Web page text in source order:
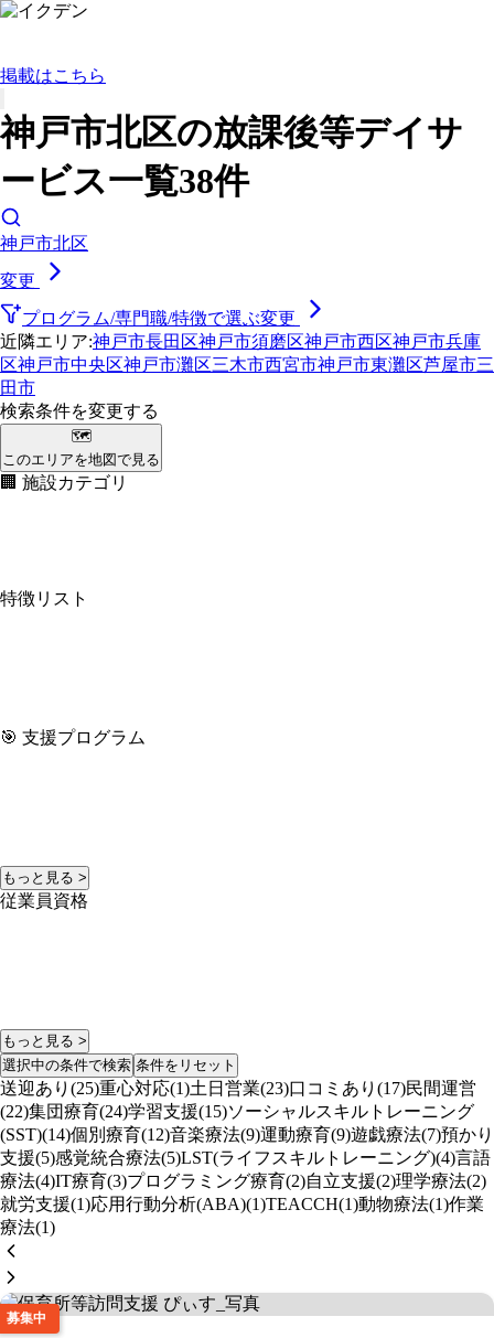
掲載はこちら
神戸市北区の放課後等デイサ
ービス一覧38件
神戸市北区
変更
プログラム/専門職/特徴で選ぶ変更
近隣エリア:神戸市長田区神戸市須磨区神戸市西区神戸市兵庫
区神戸市中央区神戸市灘区三木市西宮市神戸市東灘区芦屋市三
田市
検索条件を変更する
🗺
このエリアを地図で見る
🏢 施設カテゴリ
特徴リスト
🎯 支援プログラム
もっと見る >
従業員資格
もっと見る >
選択中の条件で検索 条件をリセット
送迎あり(25)重心対応(1)土日営業(23)口コミあり(17)民間運営
(22)集団療育(24)学習支援(15)ソーシャルスキルトレーニング
(SST)(14)個別療育(12)音楽療法(9)運動療育(9)遊戯療法(7)預かり
支援(5)感覚統合療法(5)LST(ライフスキルトレーニング)(4)言語
療法(4)IT療育(3)プログラミング療育(2)自立支援(2)理学療法(2)
就労支援(1)応用行動分析(ABA)(1)TEACCH(1)動物療法(1)作業
療法(1)
募集中